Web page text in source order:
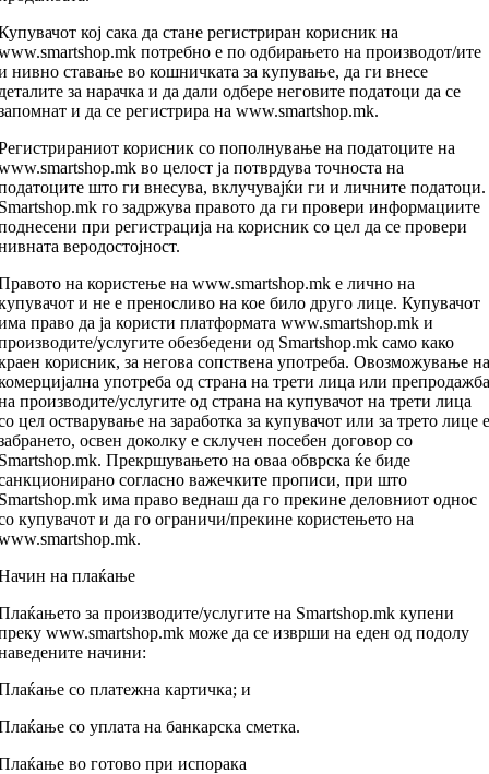
кој сака да стане регистриран корисник на
потребно е по одбирањето на производот/ите
нивно ставање во кошничката за купување, да ги внесе
за нарачка и да дали одбере неговите податоци да се
и да се регистрира на www.smartshop.mk.
корисник со пополнување на податоците на
во целост ја потврдува точноста на
што ги внесува, вклучувајќи ги и личните податоци.
го задржува правото да ги провери информациите
при регистрација на корисник со цел да се провери
веродостојност.
на користење на www.smartshop.mk е лично на
и не е преносливо на кое било друго лице. Купувачот
право да ја користи платформата www.smartshop.mk и
услугите обезбедени од Smartshop.mk само како
корисник, за негова сопствена употреба. Овозможување на
употреба од страна на трети лица или препродажба
производите/услугите од страна на купувачот на трети лица
цел остварување на заработка за купувачот или за трето лице е
освен доколку е склучен посебен договор со
Прекршувањето на оваа обврска ќе биде
согласно важечките прописи, при што
има право веднаш да го прекине деловниот однос
купувачот и да го ограничи/прекине користењето на
на плаќање
за производите/услугите на Smartshop.mk купени
www.smartshop.mk може да се изврши на еден од подолу
начини:
со платежна картичка; и
со уплата на банкарска сметка.
во готово при испорака